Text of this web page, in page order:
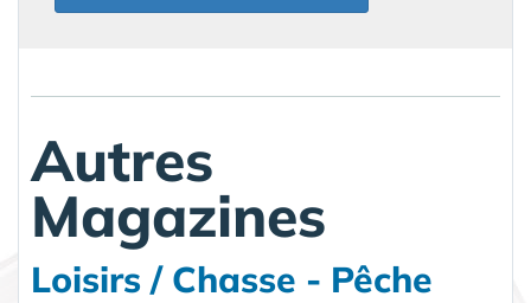
Autres
Magazines
Loisirs / Chasse - Pêche